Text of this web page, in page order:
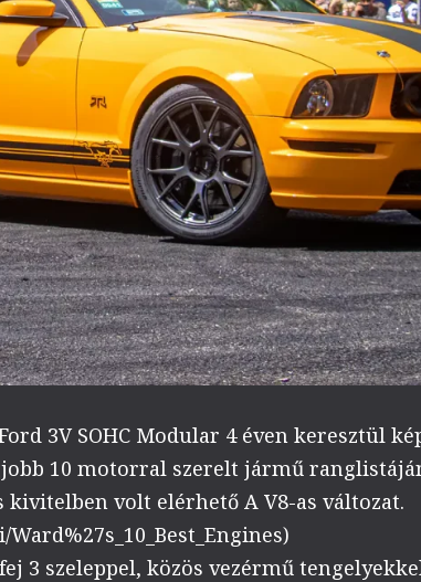
3V SOHC Modular 4 éven keresztül
10 motorral szerelt jármű
kivitelben volt elérhető A V8-as változat.
3 szeleppel, közös vezérmű